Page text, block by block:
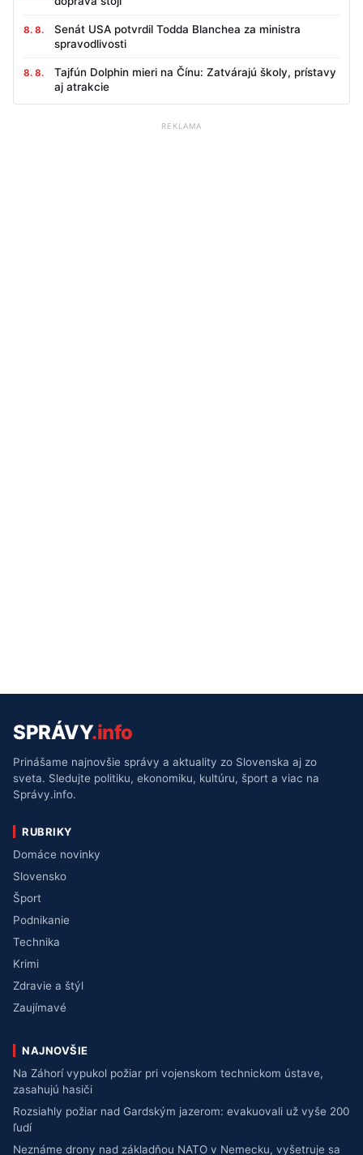
8. 8.
Senát USA potvrdil Todda Blanchea za ministra
spravodlivosti
8. 8.
Tajfún Dolphin mieri na Čínu: Zatvárajú školy, prístavy
aj atrakcie
REKLAMA
SPRÁVY.info
Prinášame najnovšie správy a aktuality zo Slovenska aj zo
sveta. Sledujte politiku, ekonomiku, kultúru, šport a viac na
Správy.info.
RUBRIKY
Domáce novinky
Slovensko
Šport
Podnikanie
Technika
Krimi
Zdravie a štýl
Zaujímavé
NAJNOVŠIE
Na Záhorí vypukol požiar pri vojenskom technickom ústave,
zasahujú hasiči
Rozsiahly požiar nad Gardským jazerom: evakuovali už vyše 200
ľudí
Neznáme drony nad základňou NATO v Nemecku, vyšetruje sa